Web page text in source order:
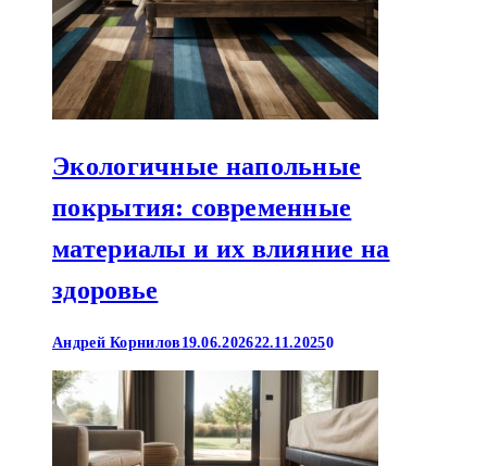
Экологичные напольные
покрытия: современные
материалы и их влияние на
здоровье
Андрей Корнилов 19.06.202622.11.20250